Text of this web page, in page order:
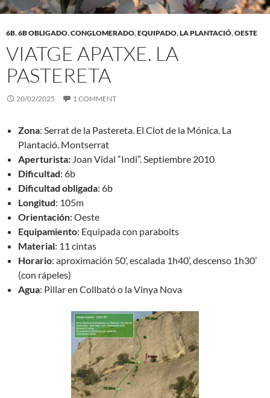
6B,6B OBLIGADO,CONGLOMERADO,EQUIPADO,LA PLANTACIÓ,OESTE
VIATGE APATXE. LA
PASTERETA
20/02/2025 1 COMMENT
Zona: Serrat de la Pastereta. El Clot de la Mónica. La
Plantació. Montserrat
Aperturista: Joan Vidal “Indi”. Septiembre 2010
Dificultad: 6b
Dificultad obligada: 6b
Longitud: 105m
Orientación: Oeste
Equipamiento: Equipada con parabolts
Material: 11 cintas
Horario: aproximación 50’, escalada 1h40’, descenso 1h30’
(con rápeles)
Agua: Pillar en Collbató o la Vinya Nova